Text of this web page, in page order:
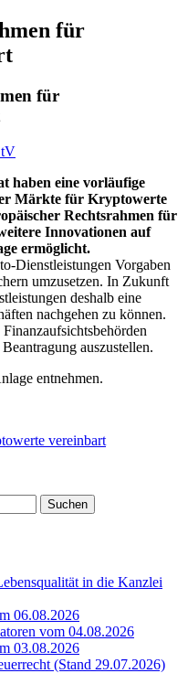
für
für
haben eine vorläufige
Märkte für Kryptowerte
Rechtsrahmen für
Innovationen auf
ermöglicht.
Dienstleistungen Vorgaben
umzusetzen. In Zukunft
deshalb eine
nachgehen zu können.
auszustellen.
entnehmen.
vereinbart
in die Kanzlei
06.08.2026
vom 04.08.2026
03.08.2026
(Stand 29.07.2026)